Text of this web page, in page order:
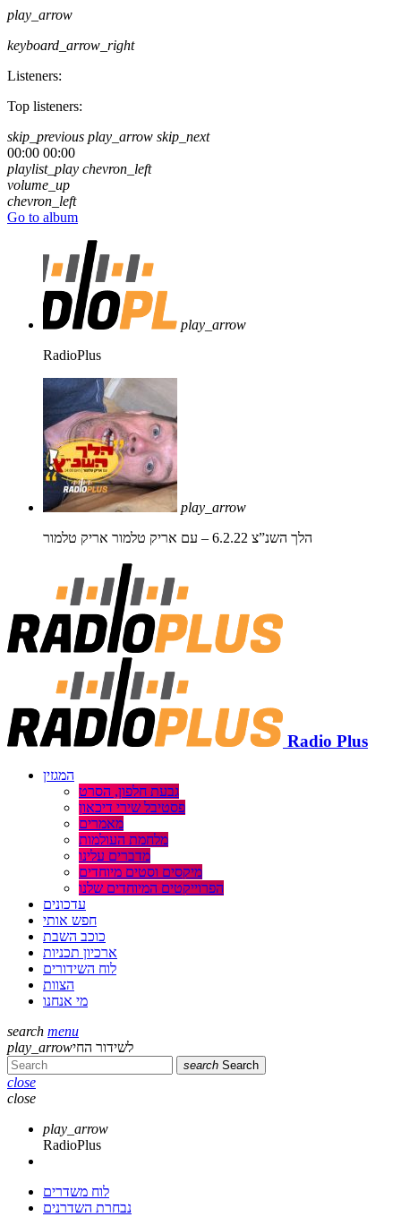
play_arrow
keyboard_arrow_right
Listeners:
Top listeners:
skip_previous play_arrow skip_next
00:00 00:00
playlist_play chevron_left
volume_up
chevron_left
Go to album
play_arrow
RadioPlus
play_arrow
הלך השנ”צ 6.2.22 – עם אריק טלמור
אריק טלמור
Radio Plus
המגזין
גבעת חלפון, הסרט
פסטיבל שירי דיכאון
מאמרים
מלחמת העולמות
מדברים עלינו
מיקסים וסטים מיוחדים
הפרוייקטים המיוחדים שלנו
עדכונים
חפש אותי
כוכב השבת
ארכיון תכניות
לוח השידורים
הצוות
מי אנחנו
search menu
play_arrowלשידור החי
search Search
close
close
play_arrow
RadioPlus
לוח משדרים
נבחרת השדרנים